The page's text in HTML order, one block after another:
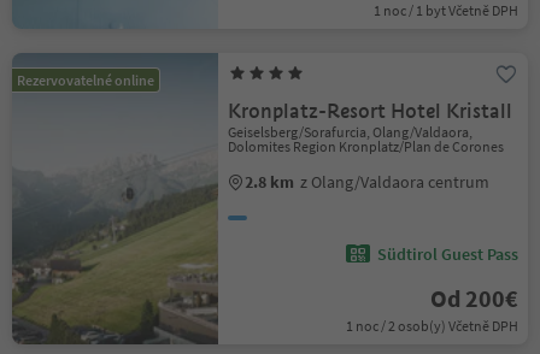
1 noc / 1 byt Včetně DPH
Rezervovatelné online
Kronplatz-Resort Hotel Kristall
Geiselsberg/Sorafurcia, Olang/Valdaora,
Dolomites Region Kronplatz/Plan de Corones
2.8 km z Olang/Valdaora centrum
Südtirol Guest Pass
Od 200€
1 noc / 2 osob(y) Včetně DPH